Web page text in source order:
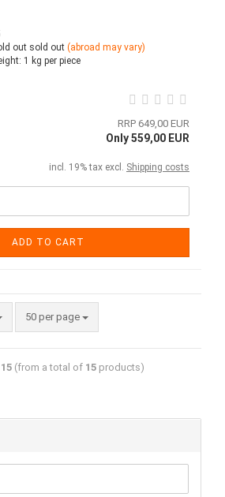
sold out (abroad may vary)
1 kg per piece
RRP 649,00 EUR
Only 559,00 EUR
incl. 19% tax excl. Shipping costs
ADD TO CART
50 per page
15 (from a total of 15 products)